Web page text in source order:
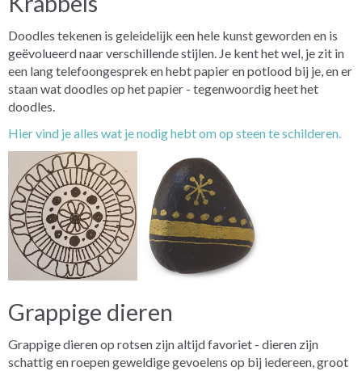
Doodles tekenen is geleidelijk een hele kunst geworden en is
geëvolueerd naar verschillende stijlen. Je kent het wel, je zit in
een lang telefoongesprek en hebt papier en potlood bij je, en er
staan wat doodles op het papier - tegenwoordig heet het
doodles.
Hier vind je alles wat je nodig hebt om op steen te schilderen.
Grappige dieren
Grappige dieren op rotsen zijn altijd favoriet - dieren zijn
schattig en roepen geweldige gevoelens op bij iedereen, groot